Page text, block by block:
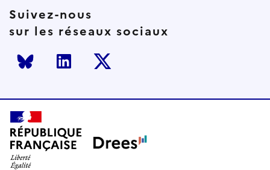
Suivez-nous
sur les réseaux sociaux
Bluesky LinkedInTwitter